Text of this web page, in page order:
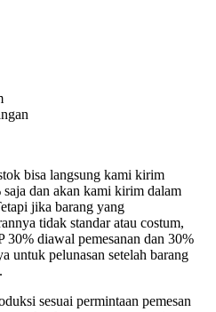
bisa langsung kami kirim
dan akan kami kirim dalam
jika barang yang
tidak standar atau costum,
diawal pemesanan dan 30%
untuk pelunasan setelah barang
sesuai permintaan pemesan